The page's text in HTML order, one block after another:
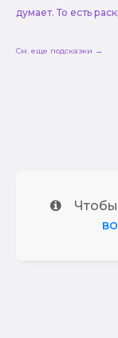
думает. То есть
См. еще подсказки →